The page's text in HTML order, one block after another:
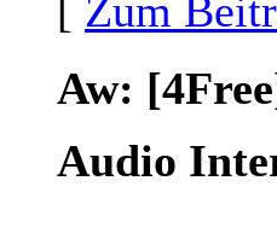
Zum
Aw:
Audio